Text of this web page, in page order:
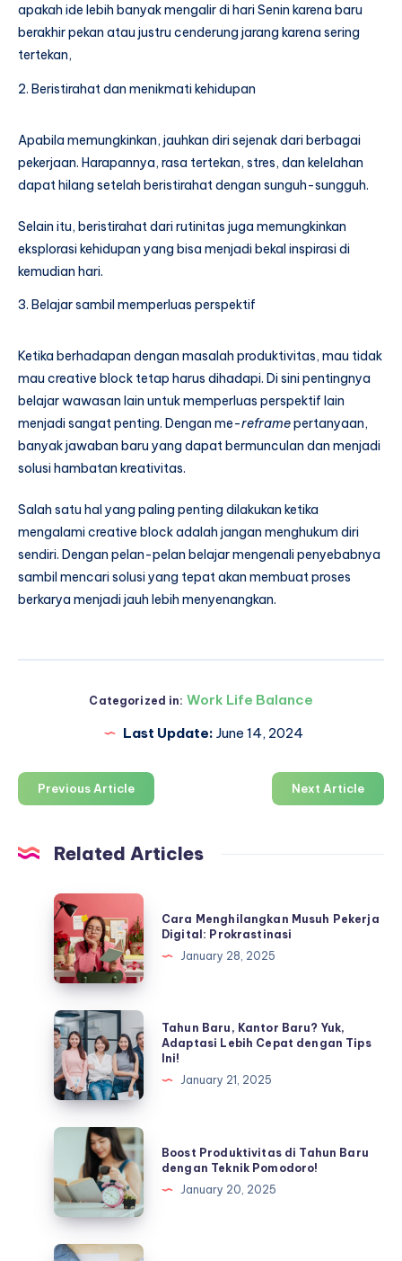
apakah ide lebih banyak mengalir di hari Senin karena baru
berakhir pekan atau justru cenderung jarang karena sering
tertekan,
Beristirahat dan menikmati kehidupan
Apabila memungkinkan, jauhkan diri sejenak dari berbagai
pekerjaan. Harapannya, rasa tertekan, stres, dan kelelahan
dapat hilang setelah beristirahat dengan sunguh-sungguh.
Selain itu, beristirahat dari rutinitas juga memungkinkan
eksplorasi kehidupan yang bisa menjadi bekal inspirasi di
kemudian hari.
Belajar sambil memperluas perspektif
Ketika berhadapan dengan masalah produktivitas, mau tidak
mau creative block tetap harus dihadapi. Di sini pentingnya
belajar wawasan lain untuk memperluas perspektif lain
menjadi sangat penting. Dengan me-reframepertanyaan,
banyak jawaban baru yang dapat bermunculan dan menjadi
solusi hambatan kreativitas.
Salah satu hal yang paling penting dilakukan ketika
mengalami creative block adalah jangan menghukum diri
sendiri. Dengan pelan-pelan belajar mengenali penyebabnya
sambil mencari solusi yang tepat akan membuat proses
berkarya menjadi jauh lebih menyenangkan.
Categorized in: Work Life Balance
Last Update: June 14, 2024
Previous Article Next Article
Related Articles
Cara
Menghilangkan
Musuh
Pekerja
Digital:
Prokrastinasi
Cara Menghilangkan Musuh Pekerja
Digital: Prokrastinasi
January 28, 2025
Tahun
Baru,
Kantor
Baru?
Yuk,
Adaptasi
Cepat
dengan
Tips
Ini!
Tahun Baru, Kantor Baru? Yuk,
Adaptasi Lebih Cepat dengan Tips
Ini!
January 21, 2025
Boost
Produktivitas
di
Tahun
Baru
dengan
Boost Produktivitas di Tahun Baru
dengan Teknik Pomodoro!
January 20, 2025
Writer’s